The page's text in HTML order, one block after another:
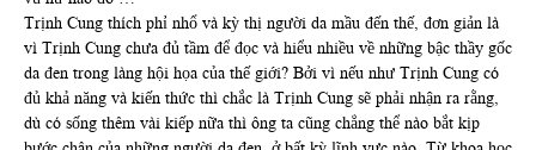
Trịnh Cung thích phỉ nhổ và kỳ thị người da mầu đến thế, đơn giản là
vì Trịnh Cung chưa đủ tầm để đọc và hiểu nhiều về những bậc thầy gốc
da đen trong làng hội họa của thế giới? Bởi vì nếu như Trịnh Cung có
đủ khả năng và kiến thức thì chắc là Trịnh Cung sẽ phải nhận ra rằng,
dù có sống thêm vài kiếp nữa thì ông ta cũng chẳng thể nào bắt kịp